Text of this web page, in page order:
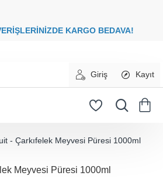
KARGO
Giriş Kayıt
- Çarkıfelek Meyvesi Püresi 1000ml
Meyvesi Püresi 1000ml